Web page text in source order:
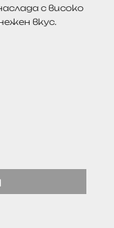
с високо
вкус.